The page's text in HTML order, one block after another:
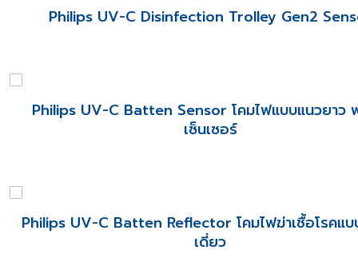
Philips UV-C Disinfection Trolley Gen2
Philips UV-C Batten Sensor โคมไฟแบบแนวยาว
เซ็นเซอร์
Philips UV-C Batten Reflector โคมไฟฆ่าเชื้อโรคแ
เดี่ยว